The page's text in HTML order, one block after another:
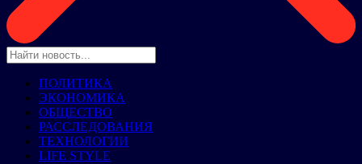
ПОЛИТИКА
ЭКОНОМИКА
ОБЩЕСТВО
РАССЛЕДОВАНИЯ
ТЕХНОЛОГИИ
LIFE STYLE